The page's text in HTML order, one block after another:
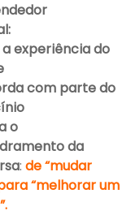
experiência do
com parte do
o
da
: de “mudar
“melhorar um